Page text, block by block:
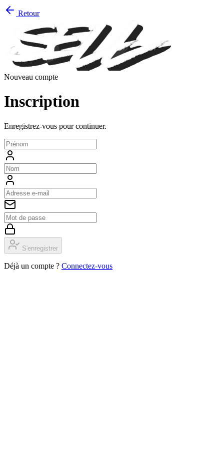
Retour
Nouveau compte
Inscription
Enregistrez-vous pour continuer.
S'enregistrer
Déjà un compte ? Connectez-vous